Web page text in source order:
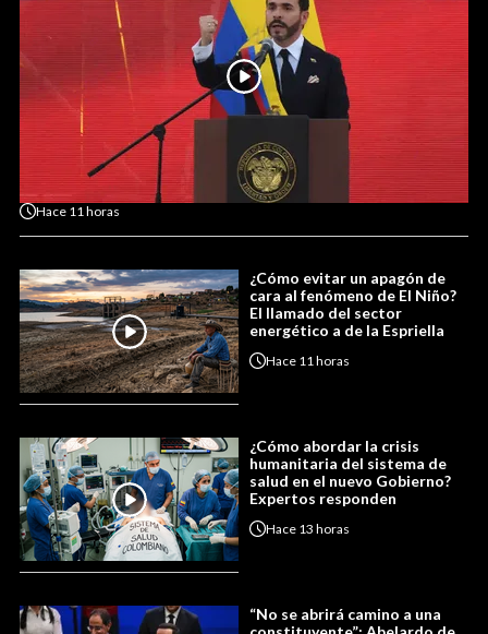
Hace 11 horas
¿Cómo evitar un apagón de
cara al fenómeno de El Niño?
El llamado del sector
energético a de la Espriella
Hace 11 horas
¿Cómo abordar la crisis
humanitaria del sistema de
salud en el nuevo Gobierno?
Expertos responden
Hace 13 horas
“No se abrirá camino a una